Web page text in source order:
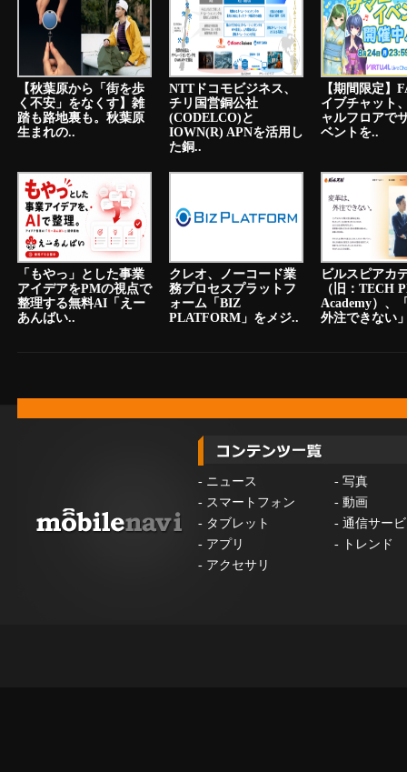
【秋葉原から「街を歩
く不安」をなくす】雑
踏も路地裏も。秋葉原
生まれの..
NTTドコモビジネス、
チリ国営銅公社
(CODELCO)と
IOWN(R) APNを活用し
た銅..
【期間限定】
イブチャット
ャルフロアで
ベントを..
「もやっ」とした事業
アイデアをPMの視点で
整理する無料AI「えー
あんばい..
クレオ、ノーコード業
務プロセスプラットフ
ォーム「BIZ
PLATFORM」をメジ..
ビルスピアカ
（旧：TECH
Academy）、
外注できない
- ニュース - 写真
- スマートフォン - 動画
- タブレット - 通信サー
- アプリ -
トレンド
- アクセサリ